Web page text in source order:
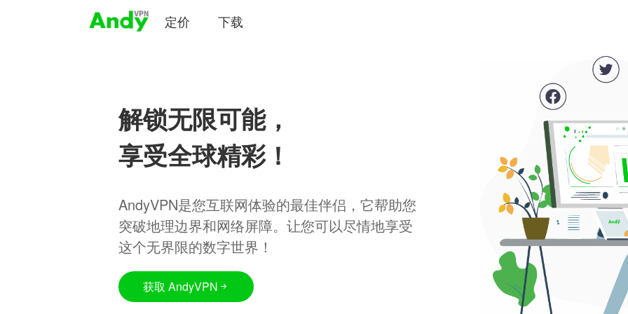
定价 下载
解锁无限可能，
享受全球精彩！
AndyVPN是您互联网体验的最佳伴侣，它帮助您
突破地理边界和网络屏障。让您可以尽情地享受
这个无界限的数字世界！
获取 AndyVPN